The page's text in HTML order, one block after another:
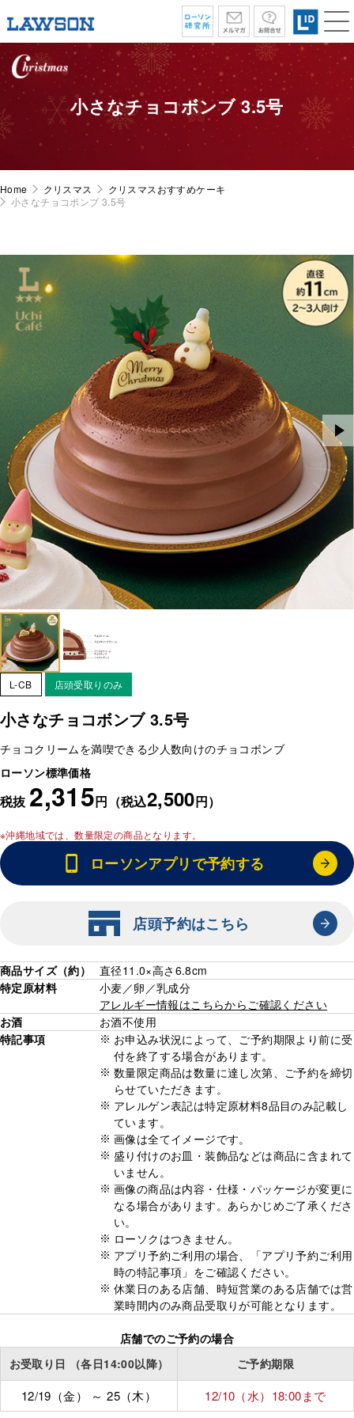
小さなチョコボンブ 3.5号
Home クリスマス
クリスマスおすすめケーキ
小さなチョコボンブ 3.5号
L-CB 店頭受取りのみ
小さなチョコボンブ 3.5号
チョコクリームを満喫できる少人数向けのチョコボンブ
ローソン標準価格
税抜 2,315円（税込2,500円）
※沖縄地域では、数量限定の商品となります。
ローソンアプリで予約する
店頭予約はこちら
商品サイズ（約）
直径11.0×高さ6.8cm
特定原材料
小麦／卵／乳成分
アレルギー情報はこちらからご確認ください
お酒
お酒不使用
特記事項
お申込み状況によって、ご予約期限より前に受
付を終了する場合があります。
数量限定商品は数量に達し次第、ご予約を締切
らせていただきます。
アレルゲン表記は特定原材料8品目のみ記載し
ています。
画像は全てイメージです。
盛り付けのお皿・装飾品などは商品に含まれて
いません。
画像の商品は内容・仕様・パッケージが変更に
なる場合があります。あらかじめご了承くださ
い。
ローソクはつきません。
アプリ予約ご利用の場合、「アプリ予約ご利用
時の特記事項」をご確認ください。
休業日のある店舗、時短営業のある店舗では営
業時間内のみ商品受取りが可能となります。
店舗でのご予約の場合
お受取り日
（各日14:00以降） ご予約期限
12/19（金） ～25（木） 12/10（水） 18:00まで